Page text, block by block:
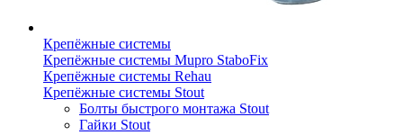
Крепёжные системы
Крепёжные системы Mupro StaboFix
Крепёжные системы Rehau
Крепёжные системы Stout
Болты быстрого монтажа Stout
Гайки Stout